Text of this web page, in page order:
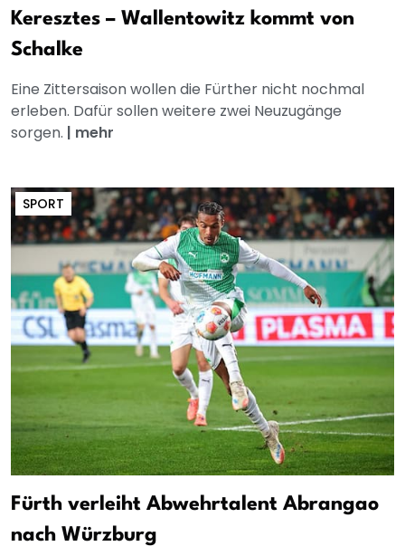
Keresztes – Wallentowitz kommt von
Schalke
Eine Zittersaison wollen die Fürther nicht nochmal
erleben. Dafür sollen weitere zwei Neuzugänge
sorgen. | mehr
SPORT
Fürth verleiht Abwehrtalent Abrangao
nach Würzburg